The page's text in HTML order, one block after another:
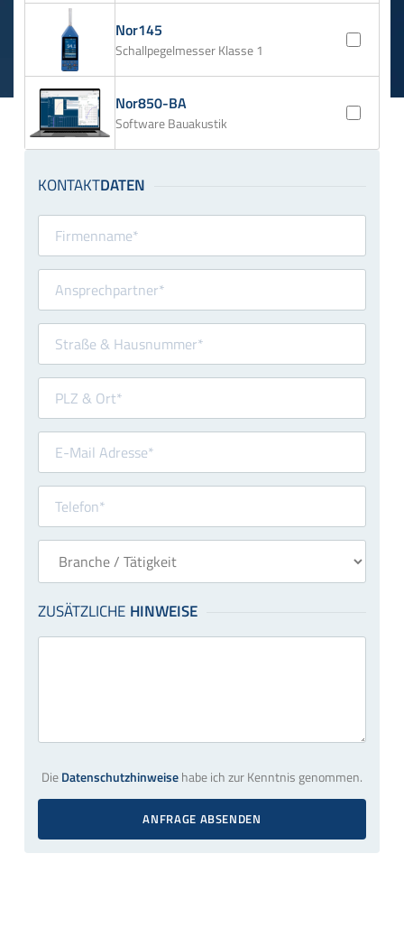
Nor145
Schallpegelmesser Klasse 1
Nor850-BA
Software Bauakustik
DieDatenschutzhinweisehabe ich zur Kenntnis genommen.
ANFRAGE ABSENDEN